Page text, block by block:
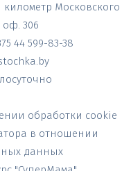
Московского
оф. 306
44 599-83-38
обработки cookie
в отношении
данных